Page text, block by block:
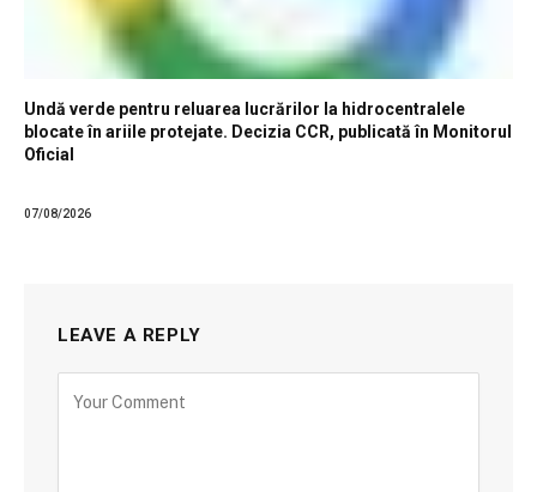
Undă verde pentru reluarea lucrărilor la hidrocentralele
blocate în ariile protejate. Decizia CCR, publicată în Monitorul
Oficial
07/08/2026
LEAVE A REPLY